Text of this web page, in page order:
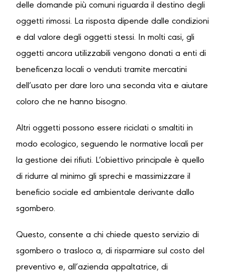
delle domande più comuni riguarda il destino degli
oggetti rimossi. La risposta dipende dalle condizioni
e dal valore degli oggetti stessi. In molti casi, gli
oggetti ancora utilizzabili vengono donati a enti di
beneficenza locali o venduti tramite mercatini
dell’usato per dare loro una seconda vita e aiutare
coloro che ne hanno bisogno.
Altri oggetti possono essere riciclati o smaltiti in
modo ecologico, seguendo le normative locali per
la gestione dei rifiuti. L’obiettivo principale è quello
di ridurre al minimo gli sprechi e massimizzare il
beneficio sociale ed ambientale derivante dallo
sgombero.
Questo, consente a chi chiede questo servizio di
sgombero o trasloco a, di risparmiare sul costo del
preventivo e, all’azienda appaltatrice, di